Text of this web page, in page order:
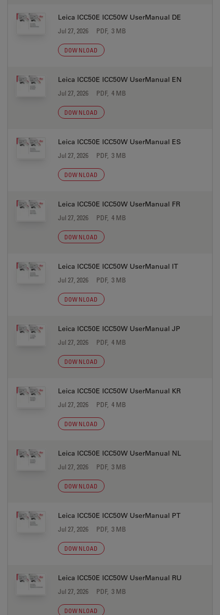
Leica ICC50E ICC50W UserManual DE
Jul 27, 2026 PDF, 3 MB
DOWNLOAD
Leica ICC50E ICC50W UserManual EN
Jul 27, 2026 PDF, 4 MB
DOWNLOAD
Leica ICC50E ICC50W UserManual ES
Jul 27, 2026 PDF, 3 MB
DOWNLOAD
Leica ICC50E ICC50W UserManual FR
Jul 27, 2026 PDF, 4 MB
DOWNLOAD
Leica ICC50E ICC50W UserManual IT
Jul 27, 2026 PDF, 3 MB
DOWNLOAD
Leica ICC50E ICC50W UserManual JP
Jul 27, 2026 PDF, 4 MB
DOWNLOAD
Leica ICC50E ICC50W UserManual KR
Jul 27, 2026 PDF, 4 MB
DOWNLOAD
Leica ICC50E ICC50W UserManual NL
Jul 27, 2026 PDF, 3 MB
DOWNLOAD
Leica ICC50E ICC50W UserManual PT
Jul 27, 2026 PDF, 3 MB
DOWNLOAD
Leica ICC50E ICC50W UserManual RU
Jul 27, 2026 PDF, 3 MB
DOWNLOAD